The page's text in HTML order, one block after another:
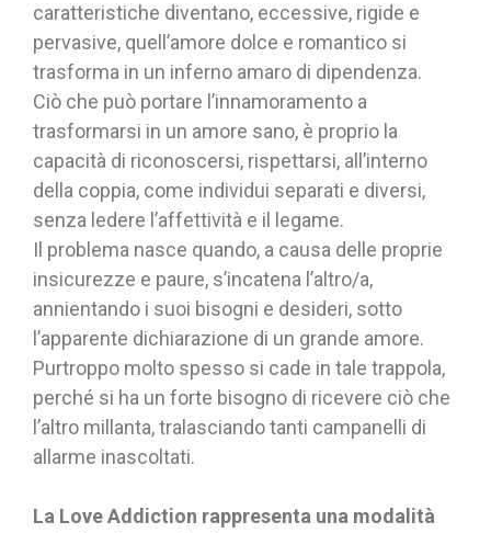
caratteristiche diventano, eccessive, rigide e
pervasive, quell’amore dolce e romantico si
trasforma in un inferno amaro di dipendenza.
Ciò che può portare l’innamoramento a
trasformarsi in un amore sano, è proprio la
capacità di riconoscersi, rispettarsi, all’interno
della coppia, come individui separati e diversi,
senza ledere l’affettività e il legame.
Il problema nasce quando, a causa delle proprie
insicurezze e paure, s’incatena l’altro/a,
annientando i suoi bisogni e desideri, sotto
l’apparente dichiarazione di un grande amore.
Purtroppo molto spesso si cade in tale trappola,
perché si ha un forte bisogno di ricevere ciò che
l’altro millanta, tralasciando tanti campanelli di
allarme inascoltati.
La Love Addiction rappresenta una modalità